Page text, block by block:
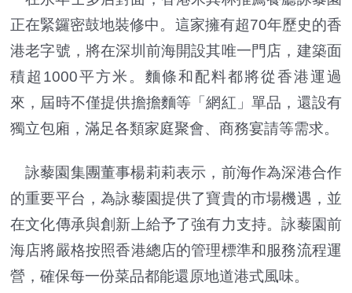
正在緊鑼密鼓地裝修中。這家擁有超70年歷史的香
港老字號，將在深圳前海開設其唯一門店，建築面
積超1000平方米。麵條和配料都將從香港運過
來，屆時不僅提供擔擔麵等「網紅」單品，還設有
獨立包廂，滿足各類家庭聚會、商務宴請等需求。
詠藜園集團董事楊莉莉表示，前海作為深港合作
的重要平台，為詠藜園提供了寶貴的市場機遇，並
在文化傳承與創新上給予了強有力支持。詠藜園前
海店將嚴格按照香港總店的管理標準和服務流程運
營，確保每一份菜品都能還原地道港式風味。